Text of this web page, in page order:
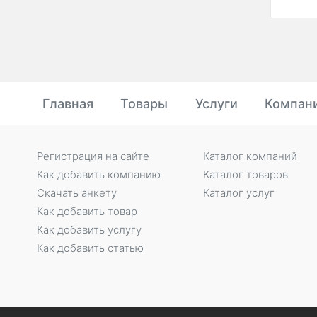
Главная Товары Услуги
Регистрация на сайте
Как добавить компанию
Скачать анкету
Как добавить товар
Как добавить услугу
Как добавить статью
Каталог компаний
Каталог товаров
Каталог услуг